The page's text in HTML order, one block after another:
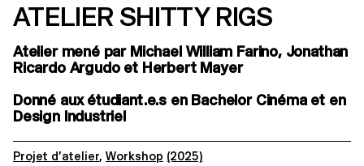
ATELIER SHITTY RIGS
Atelier mené par Michael William Farino, Jonathan
Ricardo Argudo et Herbert Mayer
Donné aux étudiant.e.s en Bachelor Cinéma et en
Design Industriel
Projet d’atelier, Workshop (2025)